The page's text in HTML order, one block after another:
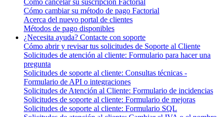
Cómo cambiar su método de pago Factorial
Acerca del nuevo portal de clientes
Métodos de pago disponibles
¿Necesita ayuda? Contacte con soporte
Cómo abrir y revisar tus solicitudes de Soporte al Cliente
Solicitudes de atención al cliente: Formulario para hacer una
pregunta
Solicitudes de soporte al cliente: Consultas técnicas -
Formulario de API o integraciones
Solicitudes de Atención al Cliente: Formulario de incidencias
Solicitudes de soporte al cliente: Formulario de mejoras
Solicitudes de soporte al cliente: Formulario SQL